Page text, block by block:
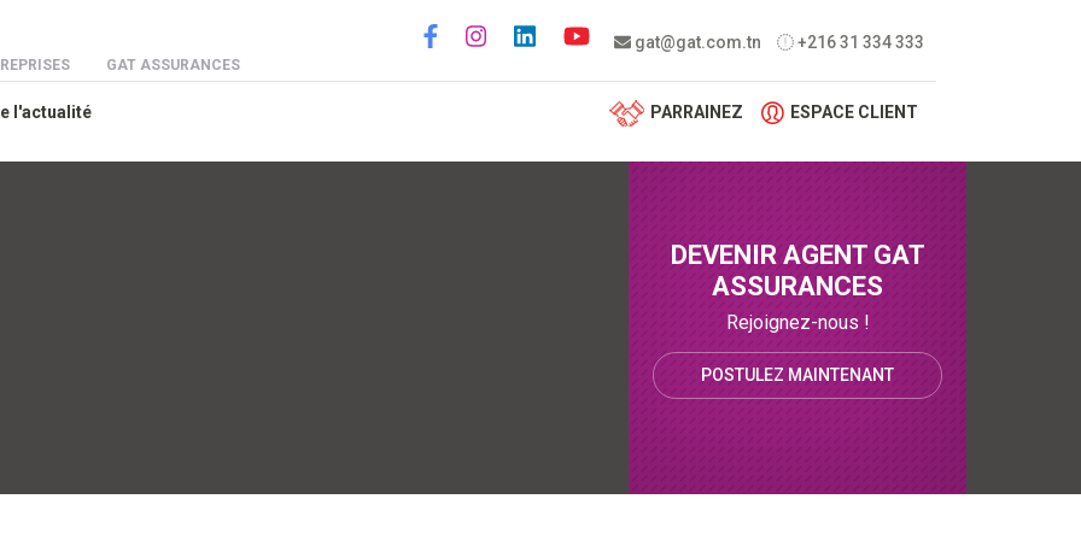
GAT ASSURANCES
gat@gat.com.tn +216 31 334 333
Social menu
l'actualité PARRAINEZ ESPACE CLIENT
DEVENIR AGENT GAT
ASSURANCES
Rejoignez-nous !
POSTULEZ MAINTENANT